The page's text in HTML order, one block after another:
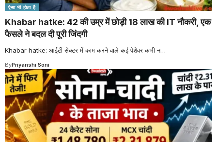
ऐसा भी होता है
Khabar hatke: 42 की उम्र में छोड़ी 18 लाख की IT नौकरी, एक
फैसले ने बदल दी पूरी जिंदगी
Khabar hatke: आईटी सेक्टर में काम करने वाले कई पेशेवर कभी न…
ByPriyanshi Soni